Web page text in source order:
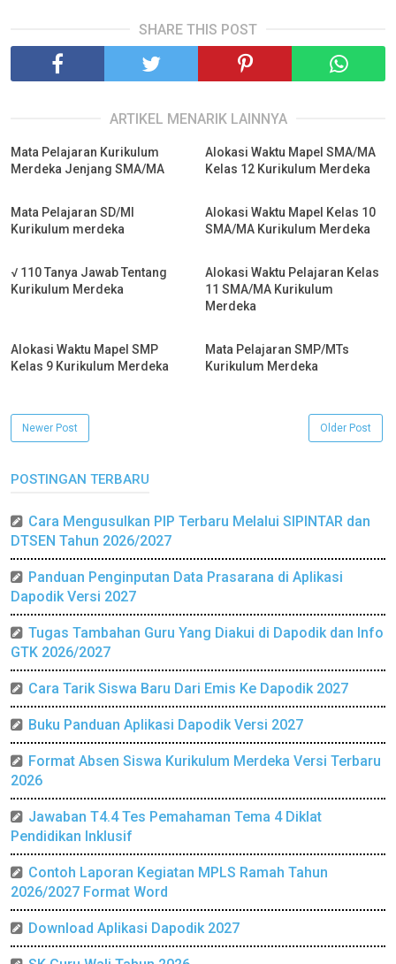
SHARE THIS POST
ARTIKEL MENARIK LAINNYA
Mata Pelajaran Kurikulum
Merdeka Jenjang SMA/MA
Alokasi Waktu Mapel SMA/MA
Kelas 12 Kurikulum Merdeka
Mata Pelajaran SD/MI
Kurikulum merdeka
Alokasi Waktu Mapel Kelas 10
SMA/MA Kurikulum Merdeka
√ 110 Tanya Jawab Tentang
Kurikulum Merdeka
Alokasi Waktu Pelajaran Kelas
11 SMA/MA Kurikulum
Merdeka
Alokasi Waktu Mapel SMP
Kelas 9 Kurikulum Merdeka
Mata Pelajaran SMP/MTs
Kurikulum Merdeka
Newer Post Older Post
POSTINGAN TERBARU
Cara Mengusulkan PIP Terbaru Melalui SIPINTAR dan
DTSEN Tahun 2026/2027
Panduan Penginputan Data Prasarana di Aplikasi
Dapodik Versi 2027
Tugas Tambahan Guru Yang Diakui di Dapodik dan Info
GTK 2026/2027
Cara Tarik Siswa Baru Dari Emis Ke Dapodik 2027
Buku Panduan Aplikasi Dapodik Versi 2027
Format Absen Siswa Kurikulum Merdeka Versi Terbaru
2026
Jawaban T4.4 Tes Pemahaman Tema 4 Diklat
Pendidikan Inklusif
Contoh Laporan Kegiatan MPLS Ramah Tahun
2026/2027 Format Word
Download Aplikasi Dapodik 2027